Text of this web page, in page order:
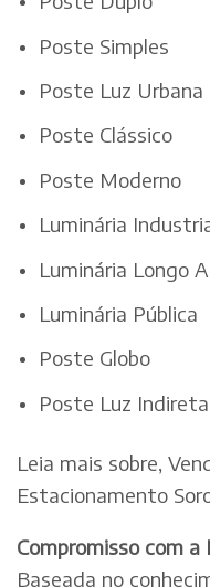
Poste Simples
Poste Luz Urbana
Poste Clássico
Poste Moderno
Luminária
Luminária Longo
Luminária Pública
Poste Globo
Poste Luz Indireta
Leia mais sobre,
Estacionamento
Compromisso com a
Baseada no